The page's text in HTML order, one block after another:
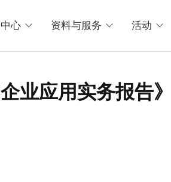
心 资料与服务 活动
业应用实务报告